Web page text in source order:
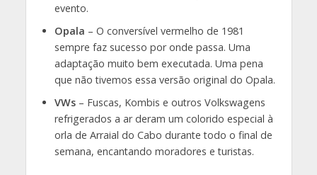
evento.
Opala – O conversível vermelho de 1981
sempre faz sucesso por onde passa. Uma
adaptação muito bem executada. Uma pena
que não tivemos essa versão original do Opala.
VWs – Fuscas, Kombis e outros Volkswagens
refrigerados a ar deram um colorido especial à
orla de Arraial do Cabo durante todo o final de
semana, encantando moradores e turistas.